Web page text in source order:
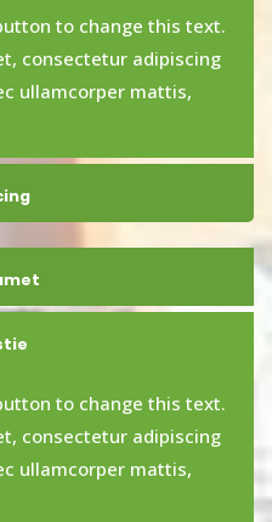
to change this text.
consectetur adipiscing
ullamcorper mattis,
to change this text.
consectetur adipiscing
ullamcorper mattis,